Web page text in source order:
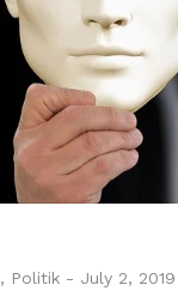
, Politik - July 2, 2019